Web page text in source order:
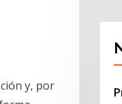
y, por